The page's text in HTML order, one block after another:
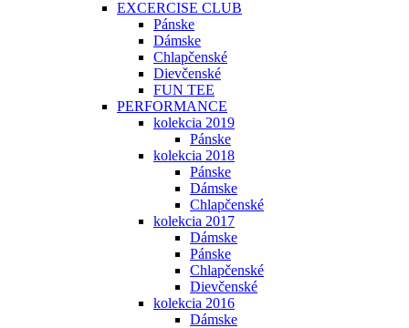
EXCERCISE CLUB
Pánske
Dámske
Chlapčenské
Dievčenské
FUN TEE
PERFORMANCE
kolekcia 2019
Pánske
kolekcia 2018
Pánske
Dámske
Chlapčenské
kolekcia 2017
Dámske
Pánske
Chlapčenské
Dievčenské
kolekcia 2016
Dámske